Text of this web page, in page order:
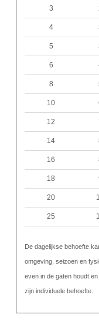
3
4
5
6
8
10
12
14
16
18
20
25
De dagelijkse behoefte
omgeving, seizoen en
even in de gaten houdt
zijn individuele behoefte.